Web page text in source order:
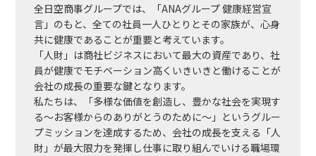
全日空商事グループでは、「ANAグループ 健康経営宣
言」のもと、全ての社員一人ひとりとその家族が、心身
共に健康であることが重要と考えています。
「人財」は商社ビジネスにおいて最大の資産であり、社
員が健康でモチベーション高くいきいきと働けることが
会社の成長の重要な鍵となります。
私たちは、「多様な価値を創造し、豊かな社会を実現す
る～お客様からのありがとうのために～」というグルー
プミッションを達成するため、会社の成長を支える「人
財」が最大限力を発揮し仕事に取り組んでいける職場環